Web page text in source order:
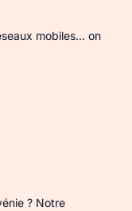
mobiles… on
? Notre